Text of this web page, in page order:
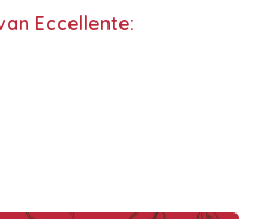
Eccellente: